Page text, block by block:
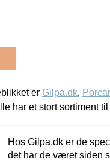
er Gilpa.dk,
har et stort sortiment
Hos Gilpa.dk er de
det har de været siden